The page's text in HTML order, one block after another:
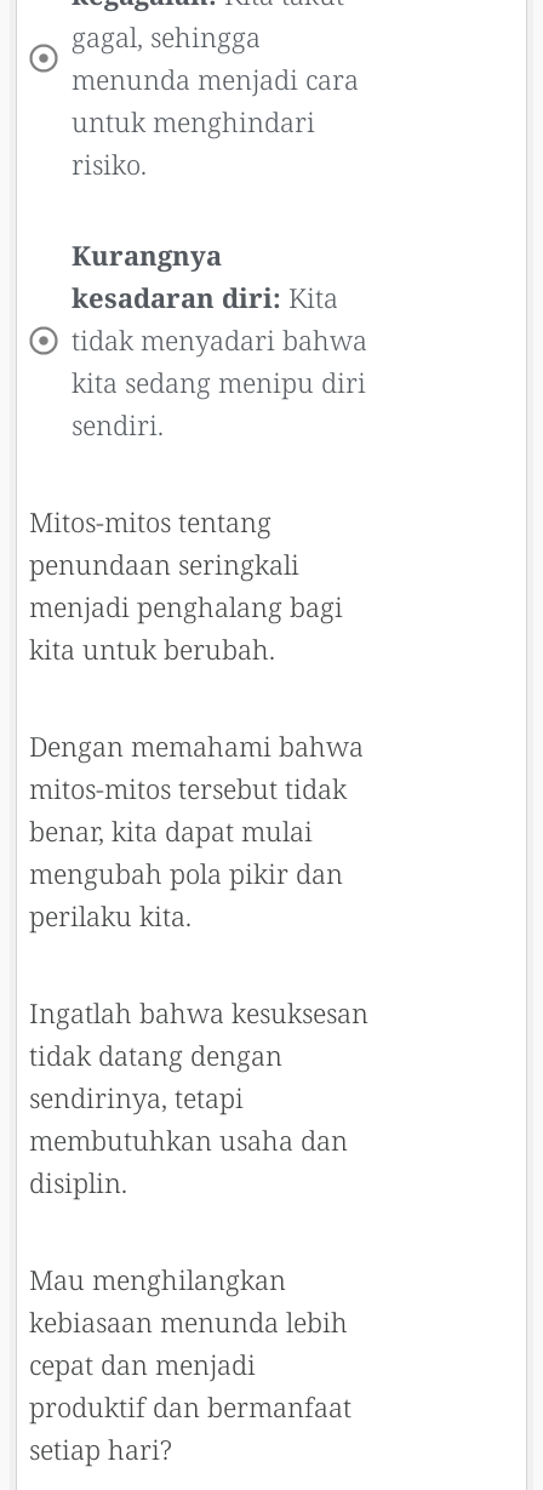
gagal, sehingga
menunda menjadi cara
untuk menghindari
risiko.
Kurangnya
kesadaran diri: Kita
tidak menyadari bahwa
kita sedang menipu diri
sendiri.
Mitos-mitos tentang
penundaan seringkali
menjadi penghalang bagi
kita untuk berubah.
Dengan memahami bahwa
mitos-mitos tersebut tidak
benar, kita dapat mulai
mengubah pola pikir dan
perilaku kita.
Ingatlah bahwa kesuksesan
tidak datang dengan
sendirinya, tetapi
membutuhkan usaha dan
disiplin.
Mau menghilangkan
kebiasaan menunda lebih
cepat dan menjadi
produktif dan bermanfaat
setiap hari?